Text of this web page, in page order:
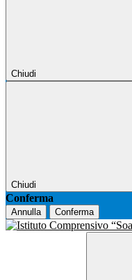
Chiudi
Chiudi
Conferma
Annulla Conferma